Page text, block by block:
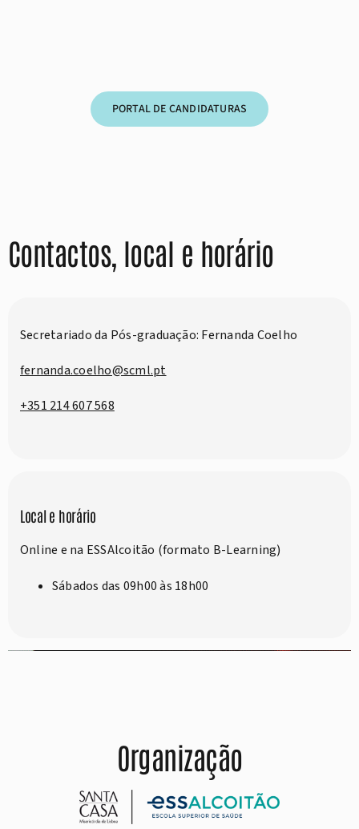
PORTAL DE CANDIDATURAS
Contactos, local e horário
Secretariado da Pós-graduação: Fernanda Coelho
fernanda.coelho@scml.pt
+351 214 607 568
Local e horário
Online e na ESSAlcoitão (formato B-Learning)
Sábados das 09h00 às 18h00
Organização